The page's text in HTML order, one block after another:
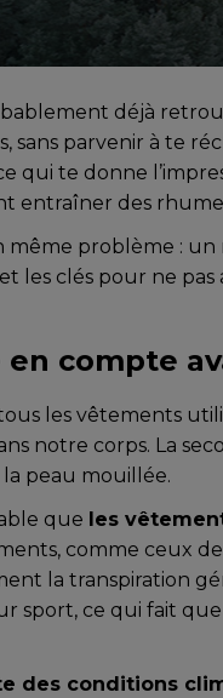
déjà
sans parvenir à te
qui te donne
entraîner des
même problème : un
les clés pour ne pas
compte
les vêtements
notre corps. La
peau mouillée.
que les
comme ceux
la transpiration
sport, ce qui fait
des conditions